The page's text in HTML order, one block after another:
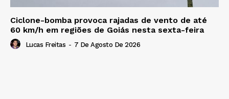
Ciclone-bomba provoca rajadas de vento de até
60 km/h em regiões de Goiás nesta sexta-feira
Lucas Freitas - 7 De Agosto De 2026